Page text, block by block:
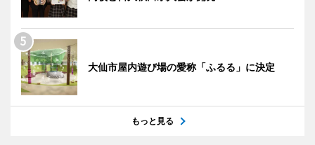
大仙市屋内遊び場の愛称「ふるる」に決定
もっと見る